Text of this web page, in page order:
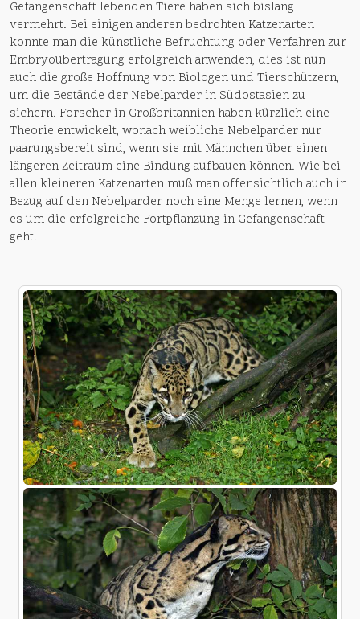
Gefangenschaft lebenden Tiere haben sich bislang
vermehrt. Bei einigen anderen bedrohten Katzenarten
konnte man die künstliche Befruchtung oder Verfahren zur
Embryoübertragung erfolgreich anwenden, dies ist nun
auch die große Hoffnung von Biologen und Tierschützern,
um die Bestände der Nebelparder in Südostasien zu
sichern. Forscher in Großbritannien haben kürzlich eine
Theorie entwickelt, wonach weibliche Nebelparder nur
paarungsbereit sind, wenn sie mit Männchen über einen
längeren Zeitraum eine Bindung aufbauen können. Wie bei
allen kleineren Katzenarten muß man offensichtlich auch in
Bezug auf den Nebelparder noch eine Menge lernen, wenn
es um die erfolgreiche Fortpflanzung in Gefangenschaft
geht.